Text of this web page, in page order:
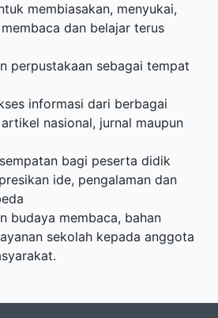
membiasakan, menyukai,
dan belajar terus
perpustakaan sebagai tempat
informasi dari berbagai
nasional, jurnal maupun
bagi peserta didik
ide, pengalaman dan
budaya membaca, bahan
sekolah kepada anggota